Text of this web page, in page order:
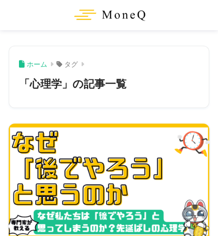
ホーム タグ
「心理学」の記事一覧